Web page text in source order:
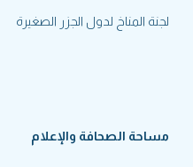
لجنة المناخ لدول الجزر الصغيرة
مساحة الصحافة والإعلام